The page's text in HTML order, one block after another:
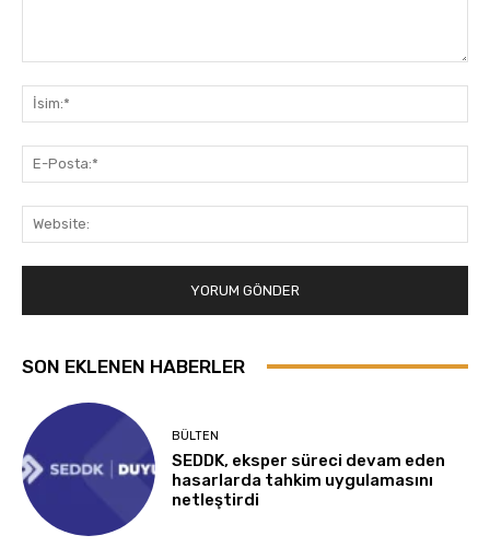
SON EKLENEN HABERLER
BÜLTEN
SEDDK, eksper süreci devam eden
hasarlarda tahkim uygulamasını
netleştirdi